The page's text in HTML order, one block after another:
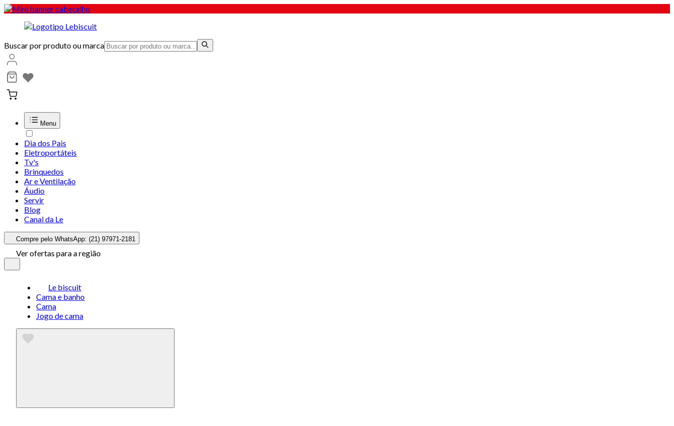
Buscar por produto ou marca
Menu
Dia dos Pais
Eletroportáteis
Tv's
Brinquedos
Ar e Ventilação
Áudio
Servir
Blog
Canal da Le
Compre pelo WhatsApp: (21) 97971-2181
Ver ofertas para a região
Le biscuit
Cama e banho
Cama
Jogo de cama